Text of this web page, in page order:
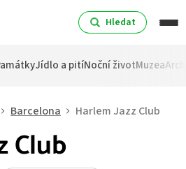
Hledat
Jídlo a pitíNoční životMuzea
Barcelona Harlem Jazz Club
Club